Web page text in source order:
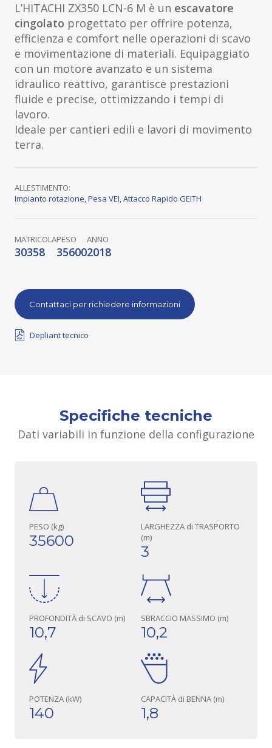
L’HITACHI ZX350 LCN-6 M è un escavatore
cingolato progettato per offrire potenza,
efficienza e comfort nelle operazioni di scavo
e movimentazione di materiali. Equipaggiato
con un motore avanzato e un sistema
idraulico reattivo, garantisce prestazioni
fluide e precise, ottimizzando i tempi di
lavoro.
Ideale per cantieri edili e lavori di movimento
terra.
ALLESTIMENTO:
Impianto rotazione,Pesa VEI,Attacco Rapido GEITH
MATRICOLA
30358
PESO
35600
ANNO
2018
Contattaci per richiedere informazioni
Depliant tecnico
Specifiche tecniche
Dati variabili in funzione della configurazione
PESO (kg)
35600
LARGHEZZA di TRASPORTO
(m)
3
PROFONDITÀ di SCAVO (m)
10,7
SBRACCIO MASSIMO (m)
10,2
POTENZA (kW)
140
CAPACITÀ di BENNA (m)
1,8